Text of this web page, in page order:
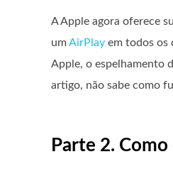
A Apple agora oferece
umAirPlay em todos os
Apple, o espelhamento
artigo, não sabe como
Parte 2.